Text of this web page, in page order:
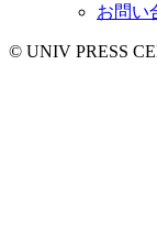
お問い
© UNIV PRESS